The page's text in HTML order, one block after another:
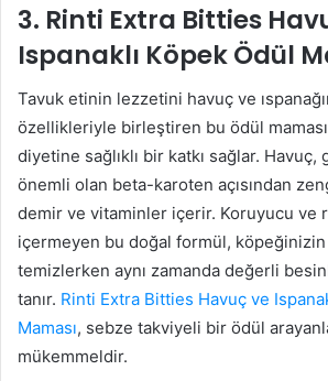
3. Rinti Extra Bitties
Ispanaklı Köpek Ödül
Tavuk etinin lezzetini havuç ve
özellikleriyle birleştiren bu ödül
diyetine sağlıklı bir katkı sağlar. Havuç,
önemli olan beta-karoten açısından
demir ve vitaminler içerir. Koruyucu ve
içermeyen bu doğal formül,
temizlerken aynı zamanda değerli
tanır. Rinti Extra Bitties Havuç ve
Maması, sebze takviyeli bir ödül
mükemmeldir.